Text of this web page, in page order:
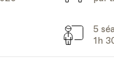
5
1h